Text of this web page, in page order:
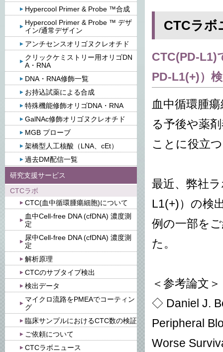
Hypercool Primer & Probe ™合成
Hypercool Primer & Probe ™ デザ
イン/通常デザイン
アンチセンスオリゴヌクレオチド
クリックケミストリー用オリゴDN
A・RNA
DNA・RNA修飾一覧
お持込試薬による合成
特殊機能修飾オリゴDNA・RNA
GalNAc修飾オリゴヌクレオチド
MGB プローブ
架橋型人工核酸（LNA、cEt）
過去DM配信一覧
研究支援サービス
CTCラボ
CTC(血中循環腫瘍細胞)について
血中Cell-free DNA (cfDNA) 濃度測
定
尿中Cell-free DNA (cfDNA) 濃度測
定
解析原理
CTCのサブタイプ検出
検出データ
マイクロ流路をPMEAでコーティン
グ
臨床サンプルにおけるCTC数の検証
ご依頼について
CTCラボニュース
CTCラボ
CTC( PD-L1)
PD-L1(+)）
血中循環腫
る予後や薬
ことに役立
最近、弊社
L1(+)）の検
例の一部を
た。
＜参考論文＞
◇ Daniel J.
Peripheral
Worse